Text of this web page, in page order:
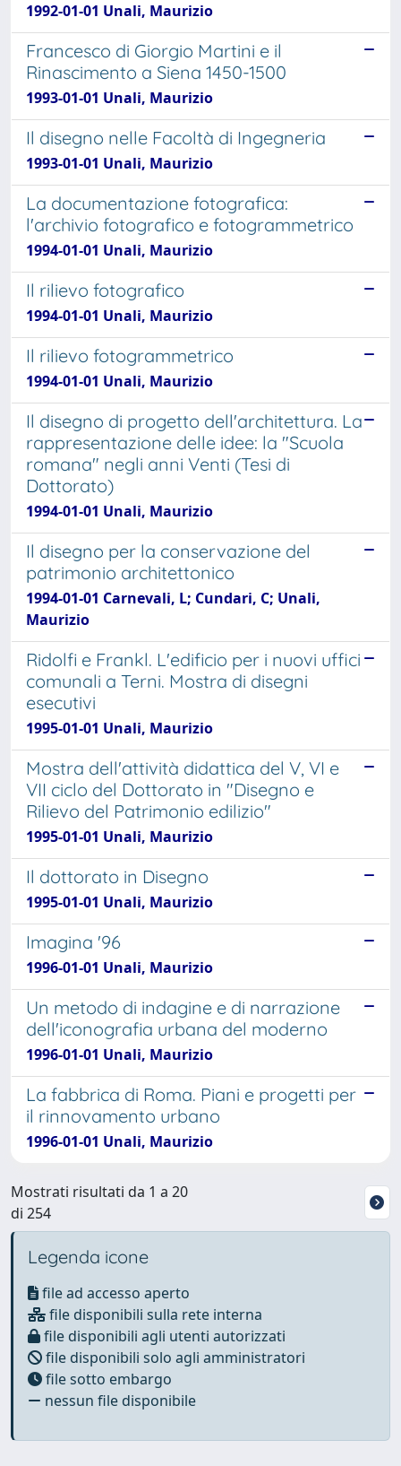
1992-01-01 Unali, Maurizio
Francesco di Giorgio Martini e il
Rinascimento a Siena 1450-1500
1993-01-01 Unali, Maurizio
Il disegno nelle Facoltà di Ingegneria
1993-01-01 Unali, Maurizio
La documentazione fotografica:
l'archivio fotografico e fotogrammetrico
1994-01-01 Unali, Maurizio
Il rilievo fotografico
1994-01-01 Unali, Maurizio
Il rilievo fotogrammetrico
1994-01-01 Unali, Maurizio
Il disegno di progetto dell'architettura. La
rappresentazione delle idee: la "Scuola
romana" negli anni Venti (Tesi di
Dottorato)
1994-01-01 Unali, Maurizio
Il disegno per la conservazione del
patrimonio architettonico
1994-01-01 Carnevali, L; Cundari, C; Unali,
Maurizio
Ridolfi e Frankl. L'edificio per i nuovi uffici
comunali a Terni. Mostra di disegni
esecutivi
1995-01-01 Unali, Maurizio
Mostra dell'attività didattica del V, VI e
VII ciclo del Dottorato in "Disegno e
Rilievo del Patrimonio edilizio"
1995-01-01 Unali, Maurizio
Il dottorato in Disegno
1995-01-01 Unali, Maurizio
Imagina '96
1996-01-01 Unali, Maurizio
Un metodo di indagine e di narrazione
dell'iconografia urbana del moderno
1996-01-01 Unali, Maurizio
La fabbrica di Roma. Piani e progetti per
il rinnovamento urbano
1996-01-01 Unali, Maurizio
Mostrati risultati da 1 a 20
di 254
Legenda icone
file ad accesso aperto
file disponibili sulla rete interna
file disponibili agli utenti autorizzati
file disponibili solo agli amministratori
file sotto embargo
nessun file disponibile